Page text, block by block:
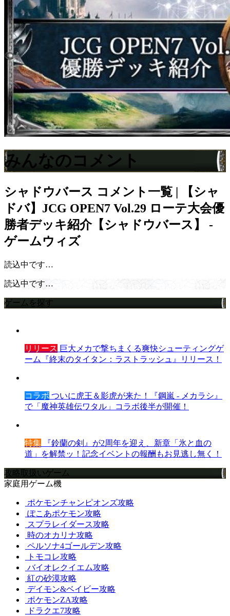
みんなのコメント
シャドウバース コメント一覧 | 【シャ
ドバ】JCG OPEN7 Vol.29 ローテ大会優
勝者デッキ紹介【シャドウバース】 -
ゲームウィズ
読込中です…
読込中です…
ゲームを探す
リリース 巨大メカで撃ちまくる爽快シューティングゲ
ーム『終末のタイタン：ラストラッシュ』リリース！
コラボ ついに虎王＆影虎が来た！『鋼嵐 - メカラシ』
で「魔神英雄伝ワタル」コラボ後半が開催！
特集 『鈴蘭の剣』が2周年を迎え、新章「氷と血の
道」を解禁ッ！記念イベントの報酬もお見逃し無く！
攻略取扱いゲーム
家庭用ゲーム機
ポケモンチャンピオンズ攻略
ぽこあポケモン攻略
スプラレイダース攻略
時のオカリナ攻略
ペルソナ4ゴールデン攻略
トモコレ攻略
バイオレクイエム攻略
紅の砂漠攻略
デイモン&ベイビー攻略
ポケモンZA攻略
ドラクエ7攻略